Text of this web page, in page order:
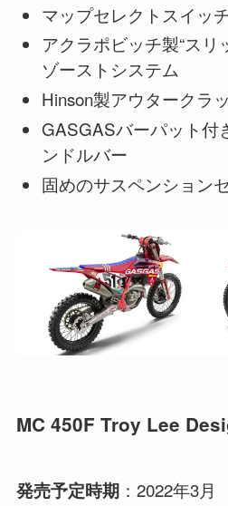
マップセレクトスイッ
アクラポビッチ製“スリ
ゾーストシステム
Hinson製アウタークラ
GASGASバーパット付
ンドルバー
固めのサスペンション
MC 450F Troy Lee
発売予定時期：2022年3月